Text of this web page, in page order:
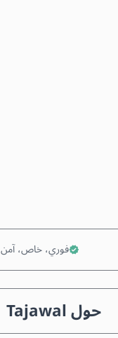
فوري، خاص، آمن
حول Tajawal